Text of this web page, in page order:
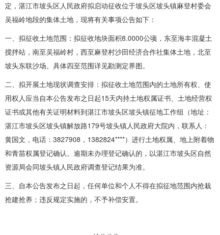
定，湛江市坡头区人民政府拟启动征收位于坡头区坡头镇麻登村委会
吴福岭地段的集体土地，现将有关事项公告如下：
一、拟征收土地范围：拟征收地块面积8.0000公顷，东至海丰混凝土
搅拌站，南至吴福岭村，西至麻登村沙田经济合作社集体土地，北至
坡头东联沙场。具体四至范围详见勘测定界图。
二、拟开展土地现状调查安排：拟征收土地范围内的土地所有权、使
用权人应当自本公告发布之日起15天内持土地权属证书、土地经营权
证书或其他有关证明材料到湛江市坡头区坡头镇征地工作组（地址：
湛江市坡头区坡头镇解放路179号坡头镇人民政府大院内，联系人：
黄国文，电话：3827908，1382824****）进行土地权属、地上附着物
和青苗权属登记确认。逾期未办理登记确认的，以湛江市坡头区自然
资源局会同坡头镇人民政府调查登记结果为准。
三、自本公告发布之日起，任何单位和个人不得在拟征地范围内抢栽
抢建抢养；违反规定实施的，不予补偿安置。